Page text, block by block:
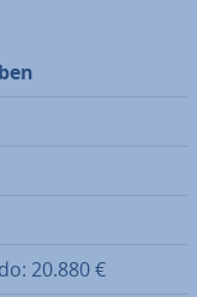
20.880 €